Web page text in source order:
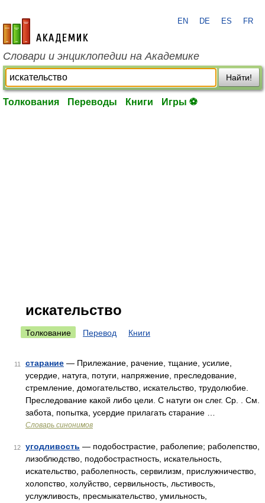
academic.ru
EN DE ES FR
Словари и энциклопедии на Академике
Найти!
Толкования Переводы Книги Игры ⚽
искательство
Толкование Перевод Книги
11 старание — Прилежание, рачение, тщание, усилие,
усердие, натуга, потуги, напряжение, преследование,
стремление, домогательство, искательство, трудолюбие.
Преследование какой либо цели. С натуги он слег. Ср. . См.
забота, попытка, усердие прилагать старание …
Словарь синонимов
12 угодливость — подобострастие, раболепие; раболепство,
лизоблюдство, подобострастность, искательность,
искательство, раболепность, сервилизм, прислужничество,
холопство, холуйство, сервильность, льстивость,
услужливость, пресмыкательство, умильность,